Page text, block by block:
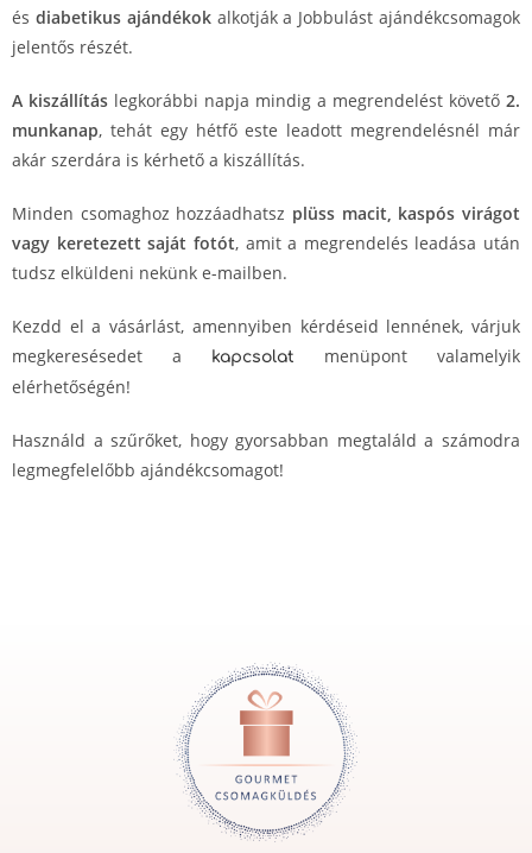
és diabetikus ajándékokalkotják a Jobbulást ajándékcsomagok
jelentős részét.
A kiszállítás legkorábbi napja mindig a megrendelést követő 2.
munkanap, tehát egy hétfő este leadott megrendelésnél már
akár szerdára is kérhető a kiszállítás.
Minden csomaghoz hozzáadhatsz plüss macit, kaspós virágot
vagy keretezett saját fotót, amit a megrendelés leadása után
tudsz elküldeni nekünk e-mailben.
Kezdd el a vásárlást, amennyiben kérdéseid lennének, várjuk
megkeresésedet a
kapcsolat
menüpont valamelyik
elérhetőségén!
Használd a szűrőket, hogy gyorsabban megtaláld a számodra
legmegfelelőbb ajándékcsomagot!